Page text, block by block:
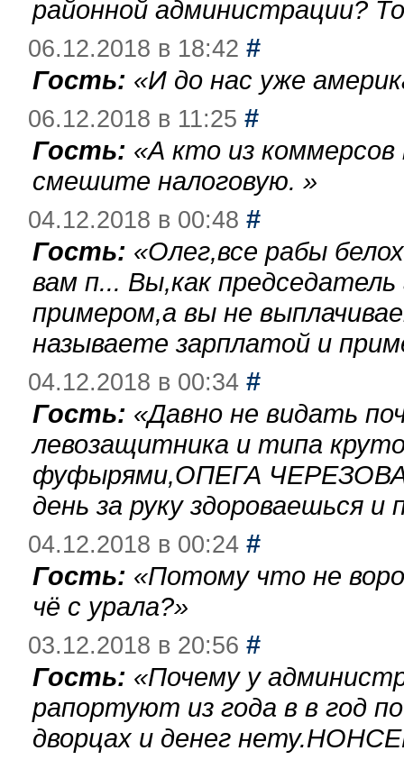
районной администрации?
06.12.2018 в 18:42 #
Гость: «И до нас уже
06.12.2018 в 11:25 #
Гость: «А кто из
смешите налоговую. »
04.12.2018 в 00:48 #
Гость: «Олег,все рабы
вам п... Вы,как
примером,а вы не
называете зарплатой и
04.12.2018 в 00:34 #
Гость: «Давно не видать
левозащитника и типа
фуфырями,ОПЕГА
день за руку здороваешься
04.12.2018 в 00:24 #
Гость: «Потому что не
чё с урала?»
03.12.2018 в 20:56 #
Гость: «Почему у
рапортуют из года в в год
дворцах и денег